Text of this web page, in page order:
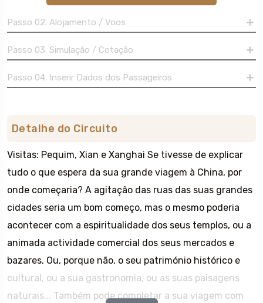
Passo 02. Alojamento / Voos
Passo 03. Simulação / Cotação
Passo 04. Inserir Dados dos Passageiros
Detalhe do Circuito
Visitas: Pequim, Xian e Xanghai Se tivesse de explicar
tudo o que espera da sua grande viagem à China, por
onde começaria? A agitação das ruas das suas grandes
cidades seria um bom começo, mas o mesmo poderia
acontecer com a espiritualidade dos seus templos, ou a
animada actividade comercial dos seus mercados e
bazares. Ou, porque não, o seu património histórico e
cultural, ou a sua gastronomia, ou as suas paisagens
naturais... Também pode completar a sua viagem com